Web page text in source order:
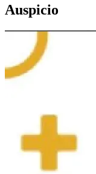
Auspicio